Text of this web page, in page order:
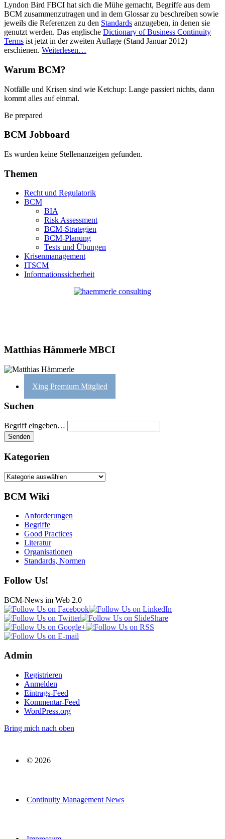
Lyndon Bird FBCI hat sich die Mühe gemacht, Begriffe aus dem
BCM zusammenzutragen und in dem Glossar zu beschreiben sowie
jeweils die Referenzen zu den Standards anzugeben, in denen sie
genutzt werden. Das englische Dictionary of Business Continuity
Terms ist jetzt in der zweiten Auflage (Stand Januar 2012)
erschienen. Weiterlesen…
Warum BCM?
Notfälle und Krisen sind wie Ketchup: Lange passiert nichts, dann
kommt alles auf einmal.
Be prepared
BCM Jobboard
Es wurden keine Stellenanzeigen gefunden.
Themen
Recht und Regulatorik
BCM
BIA
Risk Assessment
BCM-Strategien
BCM-Planung
Tests und Übungen
Krisenmanagement
ITSCM
Informationssicherheit
Matthias Hämmerle MBCI
Xing Premium Mitglied
Suchen
Begriff eingeben…
Kategorien
Kategorien
BCM Wiki
Anforderungen
Begriffe
Good Practices
Literatur
Organisationen
Standards, Normen
Follow Us!
BCM-News im Web 2.0
Admin
Registrieren
Anmelden
Eintrags-Feed
Kommentar-Feed
WordPress.org
Bring mich nach oben
© 2026
Continuity Management News